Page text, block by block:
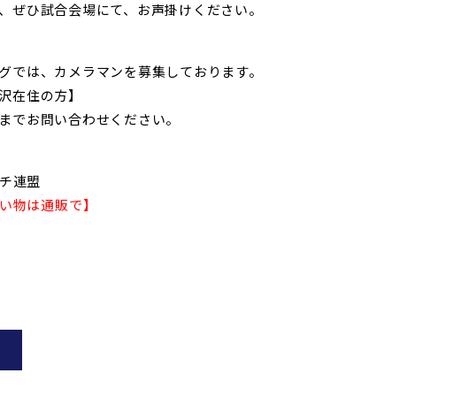
ぜひ試合会場にて、お声掛けください。
では、カメラマンを募集しております。
在住の方】
までお問い合わせください。
連盟
物は通販で】